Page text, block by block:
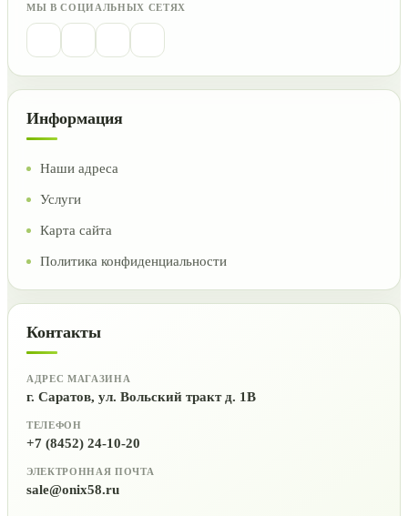
МЫ В СОЦИАЛЬНЫХ СЕТЯХ
Информация
Наши адреса
Услуги
Карта сайта
Политика конфиденциальности
Контакты
АДРЕС МАГАЗИНА
г. Саратов, ул. Вольский тракт д. 1В
ТЕЛЕФОН
+7 (8452) 24-10-20
ЭЛЕКТРОННАЯ ПОЧТА
sale@onix58.ru